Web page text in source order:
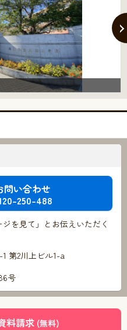
問い合わせ
250-488
を見て」とお伝えいただく
第2川上ビル1-a
号
料請求 (無料)